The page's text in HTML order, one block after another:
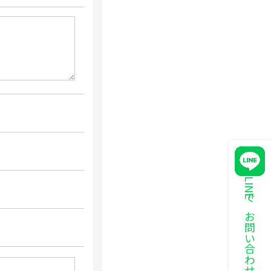
LINEでお問い合わせ